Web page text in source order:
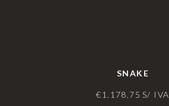
SNAKE
€1.178,75 S/ IVA